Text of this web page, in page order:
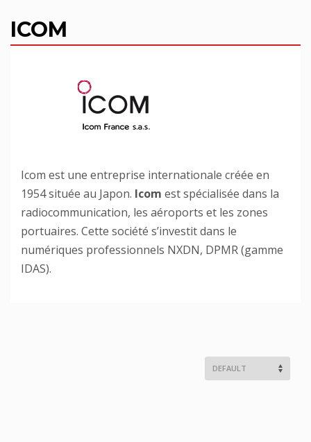
ICOM
Icom est une entreprise internationale créée en
1954 située au Japon. Icom est spécialisée dans la
radiocommunication, les aéroports et les zones
portuaires. Cette société s’investit dans le
numériques professionnels NXDN, DPMR (gamme
IDAS).